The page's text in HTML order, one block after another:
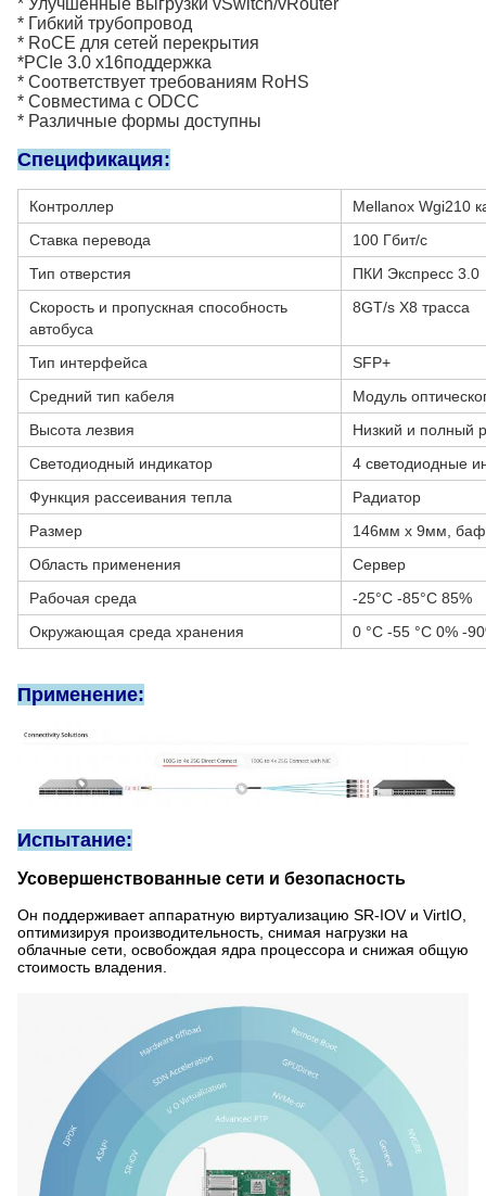
* Улучшенные выгрузки vSwitch/vRouter
* Гибкий трубопровод
* RoCE для сетей перекрытия
*PCIe 3.0 x16поддержка
* Соответствует требованиям RoHS
* Совместима с ODCC
* Различные формы доступны
Спецификация:
Контроллер
Mellanox Wgi210
Ставка перевода
100 Гбит/с
Тип отверстия
ПКИ Экспресс 3.0
Скорость и пропускная способность
автобуса
8GT/s X8 трасса
Тип интерфейса
SFP+
Средний тип кабеля
Модуль
Высота лезвия
Низкий и полный
Светодиодный индикатор
4 светодиодные
Функция рассеивания тепла
Радиатор
Размер
146мм х 9мм,
Область применения
Сервер
Рабочая среда
-25°C -85°C 85%
Окружающая среда хранения
0 °C -55 °C 0% -
Применение:
Испытание:
Усовершенствованные сети и безопасность
Он поддерживает аппаратную виртуализацию SR-IOV и VirtIO,
оптимизируя производительность, снимая нагрузки на
облачные сети, освобождая ядра процессора и снижая общую
стоимость владения.